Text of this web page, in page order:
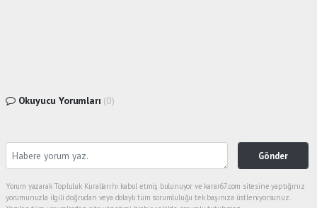
Okuyucu Yorumları (0)
Gönder
Yorum yazarak Topluluk Kuralları’nı kabul etmiş bulunuyor ve karar67.com sitesine yaptığınız
yorumunuzla ilgili doğrudan veya dolaylı tüm sorumluluğu tek başınıza üstleniyorsunuz.